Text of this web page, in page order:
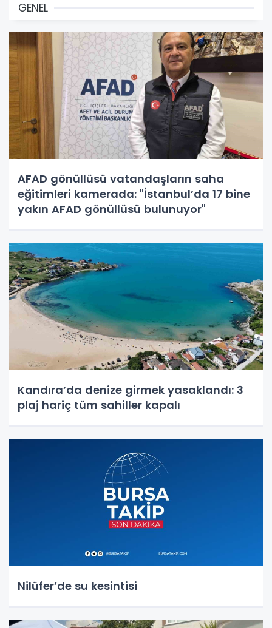
GENEL
AFAD gönüllüsü vatandaşların saha
eğitimleri kamerada: "İstanbul’da 17 bine
yakın AFAD gönüllüsü bulunuyor"
Kandıra’da denize girmek yasaklandı: 3
plaj hariç tüm sahiller kapalı
Nilüfer’de su kesintisi